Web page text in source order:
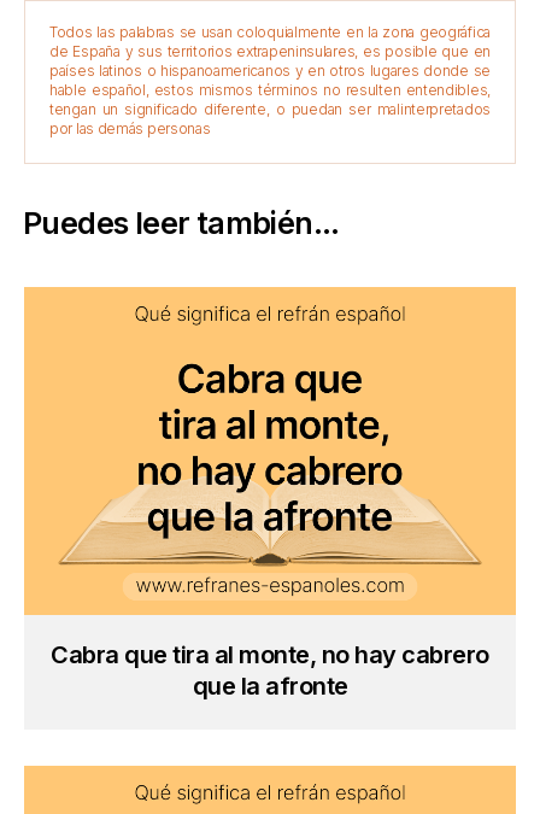
Todos las palabras se usan coloquialmente en la zona geográfica
de España y sus territorios extrapeninsulares, es posible que en
países latinos o hispanoamericanos y en otros lugares donde se
hable español, estos mismos términos no resulten entendibles,
tengan un significado diferente, o puedan ser malinterpretados
por las demás personas
Puedes leer también...
Cabra que tira al monte, no hay cabrero
que la afronte